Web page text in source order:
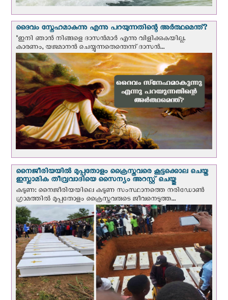
ദൈവം സ്നേഹമാകുന്നു എന്നു പറയുന്നതിന്റെ അർത്ഥമെന്ത്?
"ഇനി ഞാന്‍ നിങ്ങളെ ദാസന്‍മാര്‍ എന്നു വിളിക്കുകയില്ല.
കാരണം, യജമാനന്‍ ചെയ്യുന്നതെന്തെന്ന് ദാസന്‍...
നൈജീരിയയില്‍ മുപ്പതോളം ക്രൈസ്തവരെ കൂട്ടക്കൊല ചെയ്ത
ഇസ്ലാമിക തീവ്രവാദിയെ സൈന്യം അറസ്റ്റ് ചെയ്തു
കടുണ: നൈജീരിയയിലെ കടുണ സംസ്ഥാനത്തെ നരിഡോൺ
ഗ്രാമത്തിൽ മുപ്പതോളം ക്രൈസ്തവരുടെ ജീവനെടുത്ത...